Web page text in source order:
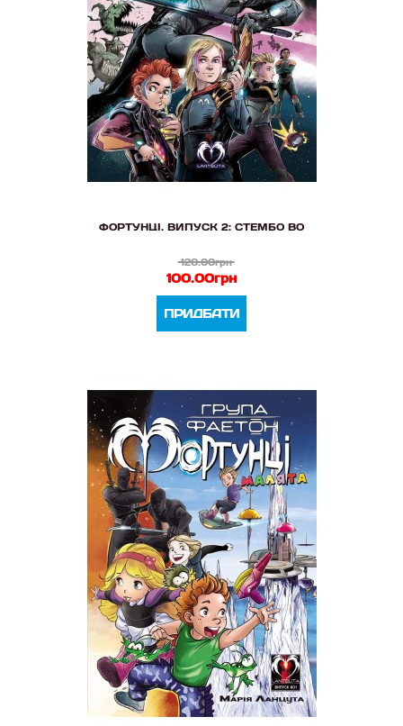
ФОРТУНЦІ. ВИПУСК 2: СТЕМБО ВО
120.00грн
100.00грн
ПРИДБАТИ